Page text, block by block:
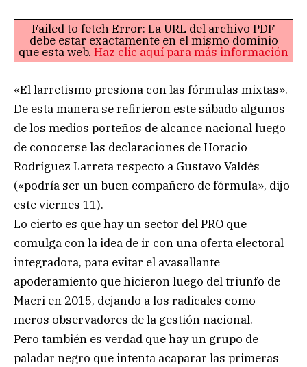
Failed to fetch Error: La URL del archivo PDF
debe estar exactamente en el mismo dominio
que esta web. Haz clic aquí para más información
«El larretismo presiona con las fórmulas mixtas».
De esta manera se refirieron este sábado algunos
de los medios porteños de alcance nacional luego
de conocerse las declaraciones de Horacio
Rodríguez Larreta respecto a Gustavo Valdés
(«podría ser un buen compañero de fórmula», dijo
este viernes 11).
Lo cierto es que hay un sector del PRO que
comulga con la idea de ir con una oferta electoral
integradora, para evitar el avasallante
apoderamiento que hicieron luego del triunfo de
Macri en 2015, dejando a los radicales como
meros observadores de la gestión nacional.
Pero también es verdad que hay un grupo de
paladar negro que intenta acaparar las primeras